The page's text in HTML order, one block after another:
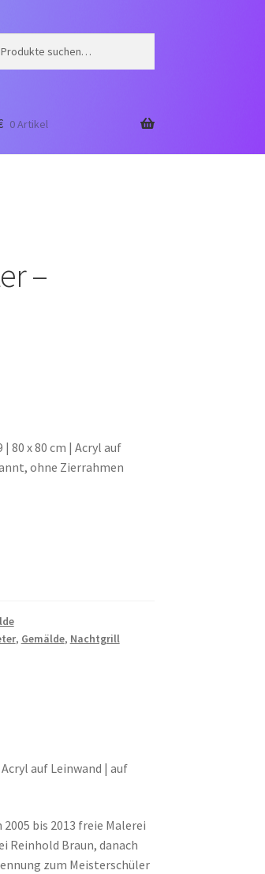
0 Artikel
–
80 x 80 cm | Acryl auf
ohne Zierrahmen
, Gemälde, Nachtgrill
auf Leinwand | auf
bis 2013 freie Malerei
Reinhold Braun, danach
zum Meisterschüler